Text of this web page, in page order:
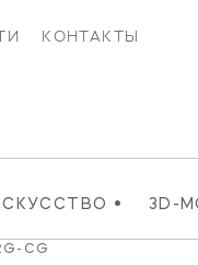
КОНТАКТЫ
• 3D-
CG